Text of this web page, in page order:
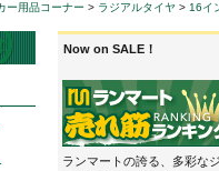
ー用品コーナー > ラジアルタイヤ > 16イ
Now on SALE！
ランマートの誇る、多彩なジ